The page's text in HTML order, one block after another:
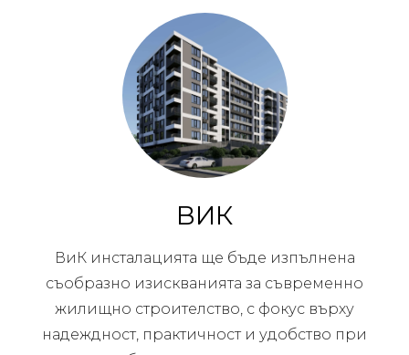
ВИК
ВиК инсталацията ще бъде изпълнена
съобразно изискванията за съвременно
жилищно строителство, с фокус върху
надеждност, практичност и удобство при